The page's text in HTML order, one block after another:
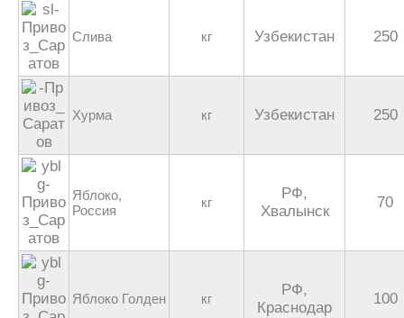
Слива кг Узбекистан 250
Хурма кг Узбекистан 250
Яблоко,
Россия
кг
РФ,
Хвалынск
70
Яблоко Голден кг
РФ,
Краснодар
100